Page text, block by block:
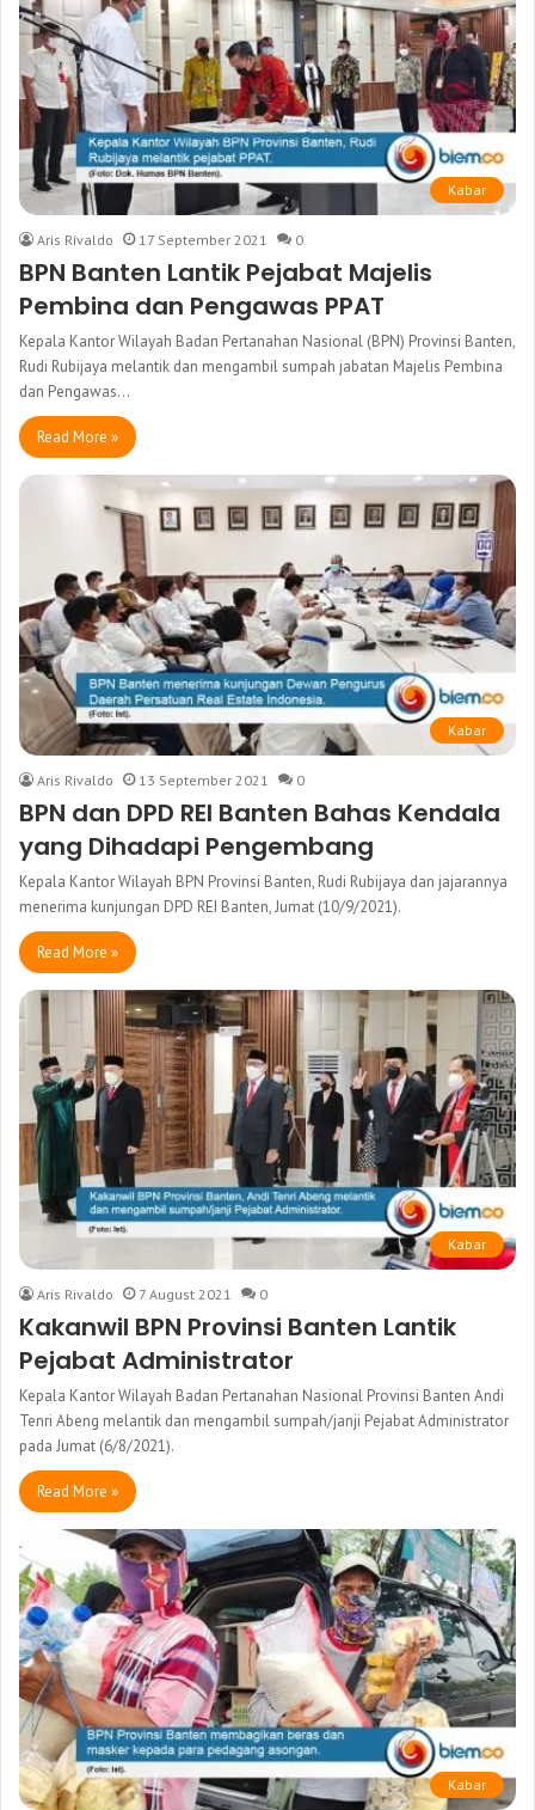
Kabar
Aris Rivaldo 17 September 2021 0
BPN Banten Lantik Pejabat Majelis
Pembina dan Pengawas PPAT
Kepala Kantor Wilayah Badan Pertanahan Nasional (BPN) Provinsi Banten,
Rudi Rubijaya melantik dan mengambil sumpah jabatan Majelis Pembina
dan Pengawas…
Read More »
Kabar
Aris Rivaldo 13 September 2021 0
BPN dan DPD REI Banten Bahas Kendala
yang Dihadapi Pengembang
Kepala Kantor Wilayah BPN Provinsi Banten, Rudi Rubijaya dan jajarannya
menerima kunjungan DPD REI Banten, Jumat (10/9/2021).
Read More »
Kabar
Aris Rivaldo 7 August 2021 0
Kakanwil BPN Provinsi Banten Lantik
Pejabat Administrator
Kepala Kantor Wilayah Badan Pertanahan Nasional Provinsi Banten Andi
Tenri Abeng melantik dan mengambil sumpah/janji Pejabat Administrator
pada Jumat (6/8/2021).
Read More »
Kabar